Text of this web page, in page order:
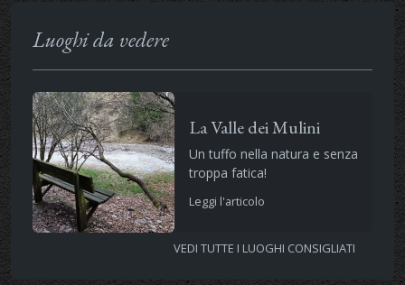
Luoghi da vedere
La Valle dei Mulini
Un tuffo nella natura e senza
troppa fatica!
Leggi l'articolo
VEDI TUTTE I LUOGHI CONSIGLIATI